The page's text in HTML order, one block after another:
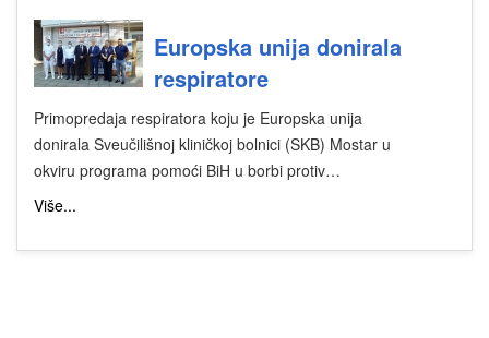
Europska unija donirala
respiratore
Primopredaja respiratora koju je Europska unija
donirala Sveučilišnoj kliničkoj bolnici (SKB) Mostar u
okviru programa pomoći BiH u borbi protiv…
Više...